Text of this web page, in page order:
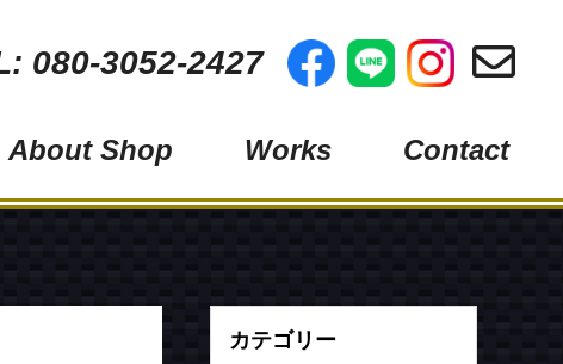
080-3052-2427
フィルム
About Shop Works
コーティング
メンテナンス
その他サービス
Contact
カテゴリー